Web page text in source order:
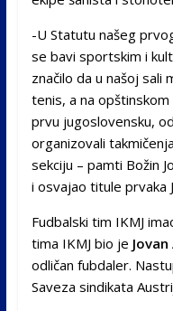
-U Statutu našeg
se bavi sportskim i
značilo da u našoj sali
tenis, a na
prvu jugoslovensku,
organizovali
sekciju – pamti Božin
i osvajao titule prvaka
Fudbalski tim IKMJ
tima IKMJ bio je
odličan fubdaler.
Saveza sindikata